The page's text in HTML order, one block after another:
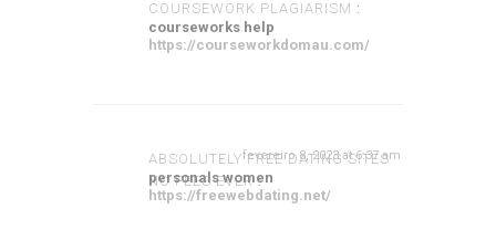
COURSEWORK PLAGIARISM :
courseworks help
https://courseworkdomau.com/
ABSOLUTELY FREE DATING SITES
NO FEES EVER:
fevereiro 8, 2023 at 6:37 am
personals women
https://freewebdating.net/